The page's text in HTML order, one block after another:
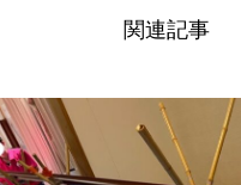
関連記事